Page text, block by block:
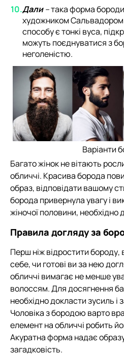
Дали–така форма
художником
способу є тонкі вуса,
можуть поєднуватися з
неголеністю.
Варіанти
Багато жінок не вітають
обличчі. Красива борода
образ, відповідати вашому
борода привернула увагу і
жіночої половини, необхідно
Правила догляду за
Перш ніж відростити бороду,
себе, чи готові ви за нею
обличчі вимагає не менше
волоссям. Для досягнення
необхідно докласти зусиль і
Чоловіка з бородою варто
елемент на обличчі робить
Акуратна форма надає
загадковість.